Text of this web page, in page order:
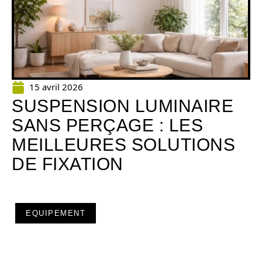
15 avril 2026
SUSPENSION LUMINAIRE
SANS PERÇAGE : LES
MEILLEURES SOLUTIONS
DE FIXATION
EQUIPEMENT